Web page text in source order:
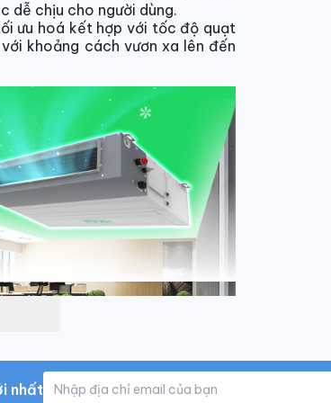
dễ chịu cho người dùng.
ưu hoá kết hợp với tốc độ quạt
khoảng cách vươn xa lên đến
nhất